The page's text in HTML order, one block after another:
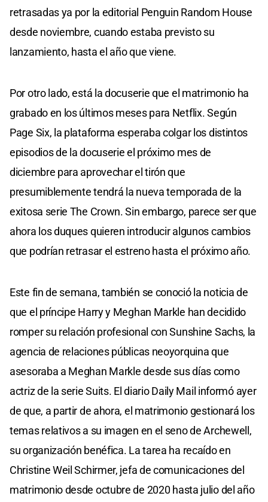
retrasadas ya por la editorial Penguin Random House
desde noviembre, cuando estaba previsto su
lanzamiento, hasta el año que viene.
Por otro lado, está la docuserie que el matrimonio ha
grabado en los últimos meses para Netflix. Según
Page Six, la plataforma esperaba colgar los distintos
episodios de la docuserie el próximo mes de
diciembre para aprovechar el tirón que
presumiblemente tendrá la nueva temporada de la
exitosa serie The Crown. Sin embargo, parece ser que
ahora los duques quieren introducir algunos cambios
que podrían retrasar el estreno hasta el próximo año.
Este fin de semana, también se conoció la noticia de
que el príncipe Harry y Meghan Markle han decidido
romper su relación profesional con Sunshine Sachs, la
agencia de relaciones públicas neoyorquina que
asesoraba a Meghan Markle desde sus días como
actriz de la serie Suits. El diario Daily Mail informó ayer
de que, a partir de ahora, el matrimonio gestionará los
temas relativos a su imagen en el seno de Archewell,
su organización benéfica. La tarea ha recaído en
Christine Weil Schirmer, jefa de comunicaciones del
matrimonio desde octubre de 2020 hasta julio del año